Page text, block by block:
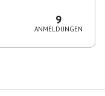
9
ANMELDUNGEN